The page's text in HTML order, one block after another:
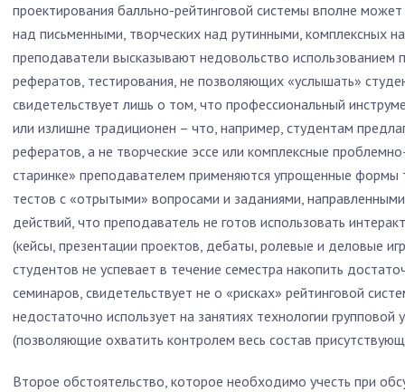
проектирования балльно-рейтинговой системы вполне
над письменными, творческих над рутинными, комплексных
преподаватели высказывают недовольство использованием
рефератов, тестирования, не позволяющих «услышать»
свидетельствует лишь о том, что профессиональный
или излишне традиционен – что, например, студентам
рефератов, а не творческие эссе или комплексные
старинке» преподавателем применяются упрощенные формы
тестов с «отрытыми» вопросами и заданиями,
действий, что преподаватель не готов использовать
(кейсы, презентации проектов, дебаты, ролевые и деловые
студентов не успевает в течение семестра накопить
семинаров, свидетельствует не о «рисках» рейтинговой
недостаточно использует на занятиях технологии
(позволяющие охватить контролем весь состав
Второе обстоятельство, которое необходимо учесть при